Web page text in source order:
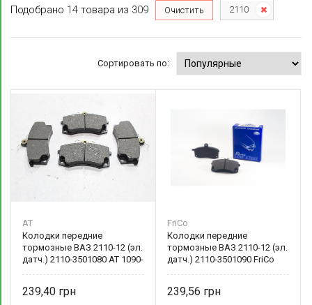
Подобрано 14 товара из 309 Очистить 2110
Сортировать по:
AT
Колодки передние
тормозные ВАЗ 2110-12 (эл.
датч.) 2110-3501080 AT 1090-
239,40
FriCo
Колодки передние
тормозные ВАЗ 2110-12 (эл.
датч.) 2110-3501090 FriCo
239,56